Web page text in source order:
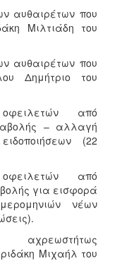
αυθαιρέτων που
Μιλτιάδη του
αυθαιρέτων που
Δημήτριο του
από
– αλλαγή
(22
από
για εισφορά
νέων
αχρεωστήτως
Μιχαήλ του